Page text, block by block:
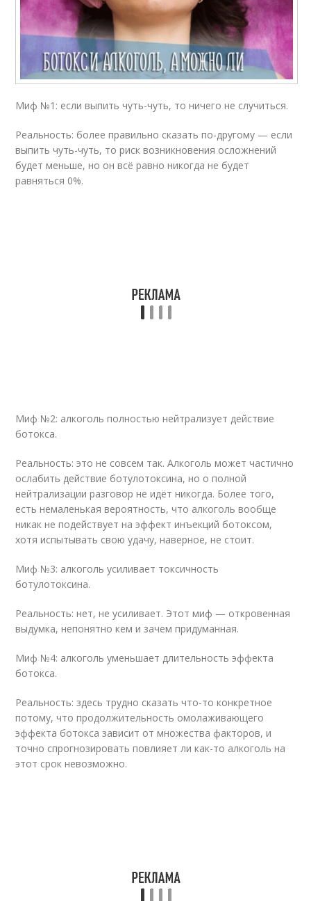
Миф №1: если выпить чуть-чуть, то ничего не случиться.
Реальность: более правильно сказать по-другому — если
выпить чуть-чуть, то риск возникновения осложнений
будет меньше, но он всё равно никогда не будет
равняться 0%.
Миф №2: алкоголь полностью нейтрализует действие
ботокса.
Реальность: это не совсем так. Алкоголь может частично
ослабить действие ботулотоксина, но о полной
нейтрализации разговор не идёт никогда. Более того,
есть немаленькая вероятность, что алкоголь вообще
никак не подействует на эффект инъекций ботоксом,
хотя испытывать свою удачу, наверное, не стоит.
Миф №3: алкоголь усиливает токсичность
ботулотоксина.
Реальность: нет, не усиливает. Этот миф — откровенная
выдумка, непонятно кем и зачем придуманная.
Миф №4: алкоголь уменьшает длительность эффекта
ботокса.
Реальность: здесь трудно сказать что-то конкретное
потому, что продолжительность омолаживающего
эффекта ботокса зависит от множества факторов, и
точно спрогнозировать повлияет ли как-то алкоголь на
этот срок невозможно.